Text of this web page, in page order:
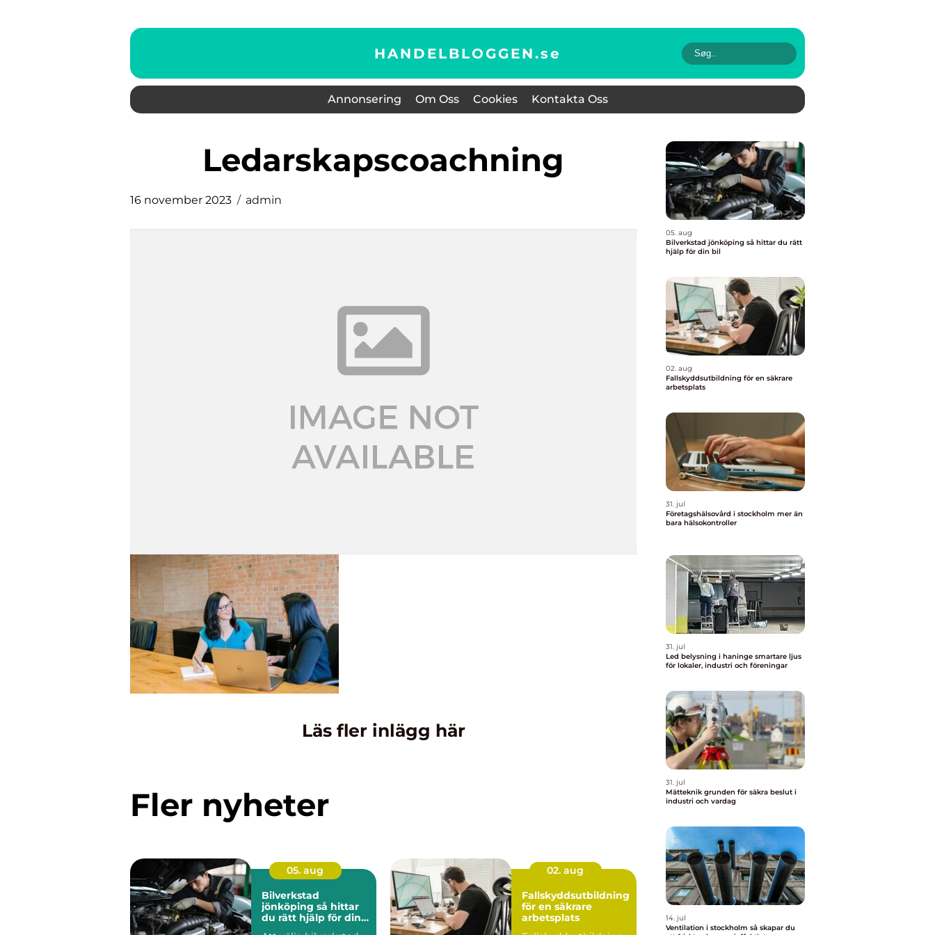
HANDELBLOGGEN.se
Annonsering Om Oss Cookies Kontakta Oss
Ledarskapscoachning
16 november 2023 admin
Läs fler inlägg här
Fler nyheter
05. aug
Bilverkstad
jönköping så hittar
du rätt hjälp för din
02. aug
Fallskyddsutbildning
för en säkrare
arbetsplats
05. aug
Bilverkstad jönköping så hittar du rätt
hjälp för din bil
02. aug
Fallskyddsutbildning för en säkrare
arbetsplats
31. jul
Företagshälsovård i stockholm mer än
bara hälsokontroller
31. jul
Led belysning i haninge smartare ljus
för lokaler, industri och föreningar
31. jul
Mätteknik grunden för säkra beslut i
industri och vardag
14. jul
Ventilation i stockholm så skapar du